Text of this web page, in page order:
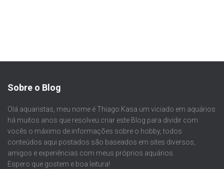
Sobre o Blog
Olá aquaristas, meu nome é Thiago Kasa um viciado em aquários
há muitos anos que resolveu criar este Blog para dividir com
vocês o máximo de informações sobre o hobby, todos
conteúdos aqui postados são baseados em sites diversos,
amigos e experiências com meus próprios aquários.
Espero que gostem e boa leitura!